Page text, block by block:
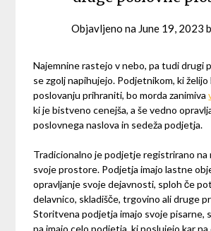
Objavljeno na June 19, 2023
Najemnine rastejo v nebo, pa tudi drugi
se zgolj napihujejo. Podjetnikom, ki
poslovanju prihraniti, bo morda zanimiva
ki je bistveno cenejša, a še vedno
poslovnega naslova in sedeža podjetja.
Tradicionalno je podjetje registrirano na
svoje prostore. Podjetja imajo lastne
opravljanje svoje dejavnosti, sploh če
delavnico, skladišče, trgovino ali druge
Storitvena podjetja imajo svoje pisarne,
pa imajo celo podjetja, ki poslujejo kar